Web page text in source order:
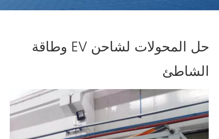
حل المحولات لشاحن EV وطاقة
الشاطئ